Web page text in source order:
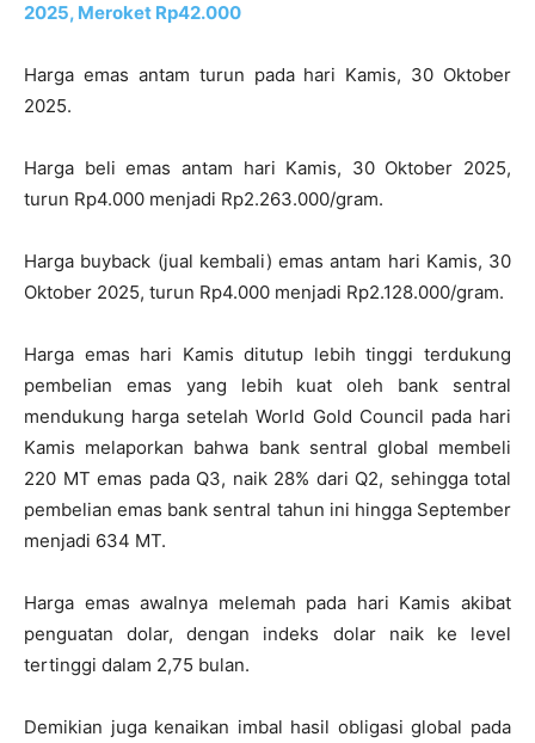
2025, Meroket Rp42.000
Harga emas antam turun pada hari Kamis, 30 Oktober
2025.
Harga beli emas antam hari Kamis, 30 Oktober 2025,
turun Rp4.000 menjadi Rp2.263.000/gram.
Harga buyback (jual kembali) emas antam hari Kamis, 30
Oktober 2025, turun Rp4.000 menjadi Rp2.128.000/gram.
Harga emas hari Kamis ditutup lebih tinggi terdukung
pembelian emas yang lebih kuat oleh bank sentral
mendukung harga setelah World Gold Council pada hari
Kamis melaporkan bahwa bank sentral global membeli
220 MT emas pada Q3, naik 28% dari Q2, sehingga total
pembelian emas bank sentral tahun ini hingga September
menjadi 634 MT.
Harga emas awalnya melemah pada hari Kamis akibat
penguatan dolar, dengan indeks dolar naik ke level
tertinggi dalam 2,75 bulan.
Demikian juga kenaikan imbal hasil obligasi global pada